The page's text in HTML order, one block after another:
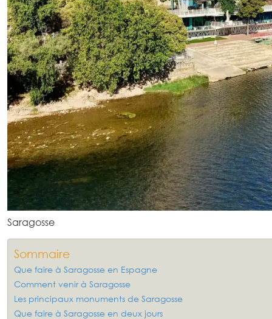
Saragosse
Sommaire
Que faire à Saragosse en Espagne
Comment venir à Saragosse
Les principaux monuments de Saragosse
Que faire à Saragosse en deux jours